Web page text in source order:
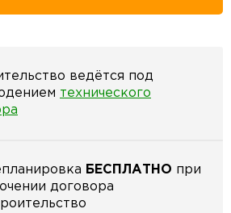
ведётся под
технического
БЕСПЛАТНО при
договора